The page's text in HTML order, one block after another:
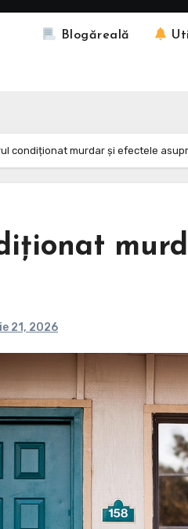
Blogăreală
condiționat murdar și efectele
21, 2026